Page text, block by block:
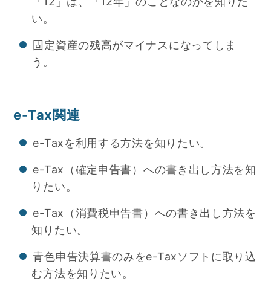
い。
固定資産の残高がマイナスになってしま
う。
e-Tax関連
e-Taxを利用する方法を知りたい。
e-Tax（確定申告書）への書き出し方法を知
りたい。
e-Tax（消費税申告書）への書き出し方法を
知りたい。
青色申告決算書のみをe-Taxソフトに取り込
む方法を知りたい。